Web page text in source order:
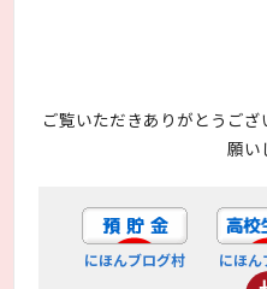
ご覧いただきありがとうご
願い
にほんブログ村 にほん